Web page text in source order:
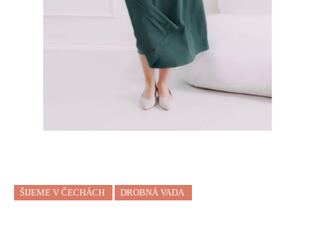
ŠIJEME V ČECHÁCH DROBNÁ VADA